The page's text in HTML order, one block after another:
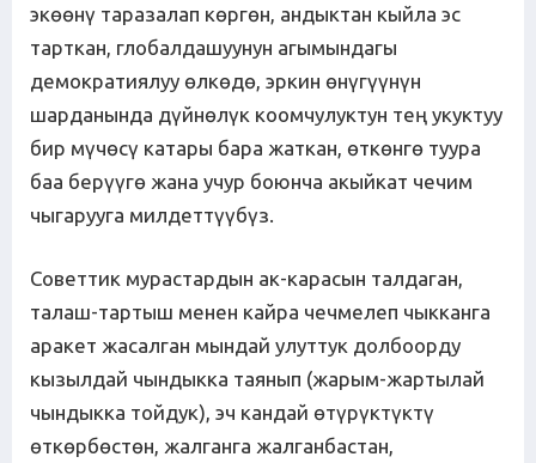
экөөнү таразалап көргөн, андыктан кыйла эс
тарткан, глобалдашуунун агымындагы
демократиялуу өлкөдө, эркин өнүгүүнүн
шарданында дүйнөлүк коомчулуктун тең укуктуу
бир мүчөсү катары бара жаткан, өткөнгө туура
баа берүүгө жана учур боюнча акыйкат чечим
чыгарууга милдеттүүбүз.
Советтик мурастардын ак-карасын талдаган,
талаш-тартыш менен кайра чечмелеп чыкканга
аракет жасалган мындай улуттук долбоорду
кызылдай чындыкка таянып (жарым-жартылай
чындыкка тойдук), эч кандай өтүрүктүктү
өткөрбөстөн, жалганга жалганбастан,